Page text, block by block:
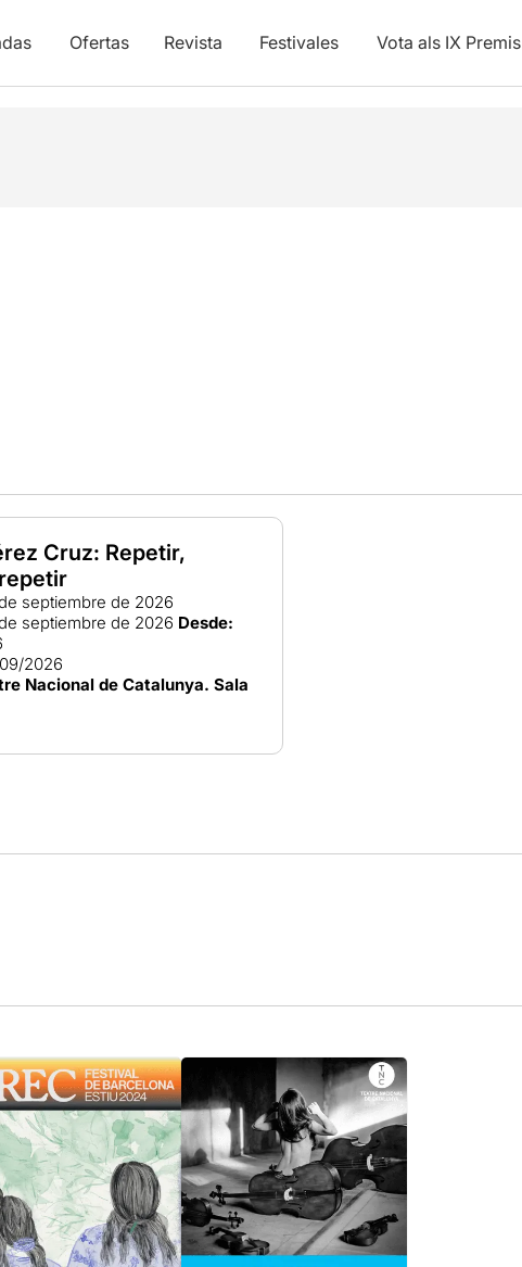
Ofertas Revista Festivales Vota als IX Premis
Cruz: Repetir,
septiembre de 2026
septiembre de 2026 Desde:
2026
Nacional de Catalunya. Sala